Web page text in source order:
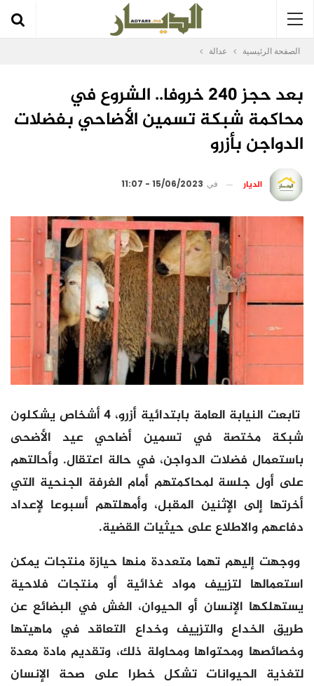
الصفحة الرئيسية عدالة
بعد حجز 240 خروفا.. الشروع في
محاكمة شبكة تسمين الأضاحي بفضلات
الدواجن بأزرو
الديار في 15/06/2023 - 11:07
تابعت النيابة العامة بابتدائية أزرو، 4 أشخاص يشكلون
شبكة مختصة في تسمين أضاحي عيد الأضحى
باستعمال فضلات الدواجن، في حالة اعتقال. وأحالتهم
على أول جلسة لمحاكمتهم أمام الغرفة الجنحية التي
أخرتها إلى الإثنين المقبل، وأمهلتهم أسبوعا لإعداد
دفاعهم والاطلاع على حيثيات القضية.
ووجهت إليهم تهما متعددة منها حيازة منتجات يمكن
استعمالها لتزييف مواد غذائية أو منتجات فلاحية
يستهلكها الإنسان أو الحيوان، الغش في البضائع عن
طريق الخداع والتزييف وخداع التعاقد في ماهيتها
وخصائصها ومحتواها ومحاولة ذلك، وتقديم مادة معدة
لتغذية الحيوانات تشكل خطرا على صحة الإنسان